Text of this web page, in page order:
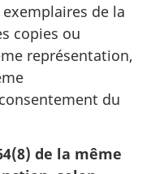
de la
copies ou
représentation,
du
de la même